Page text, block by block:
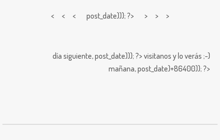
< < < post_date))); ?> > > >
día siguiente,post_date))); ?> visitanos y lo verás ;-)
mañana,post_date)+86400)); ?>